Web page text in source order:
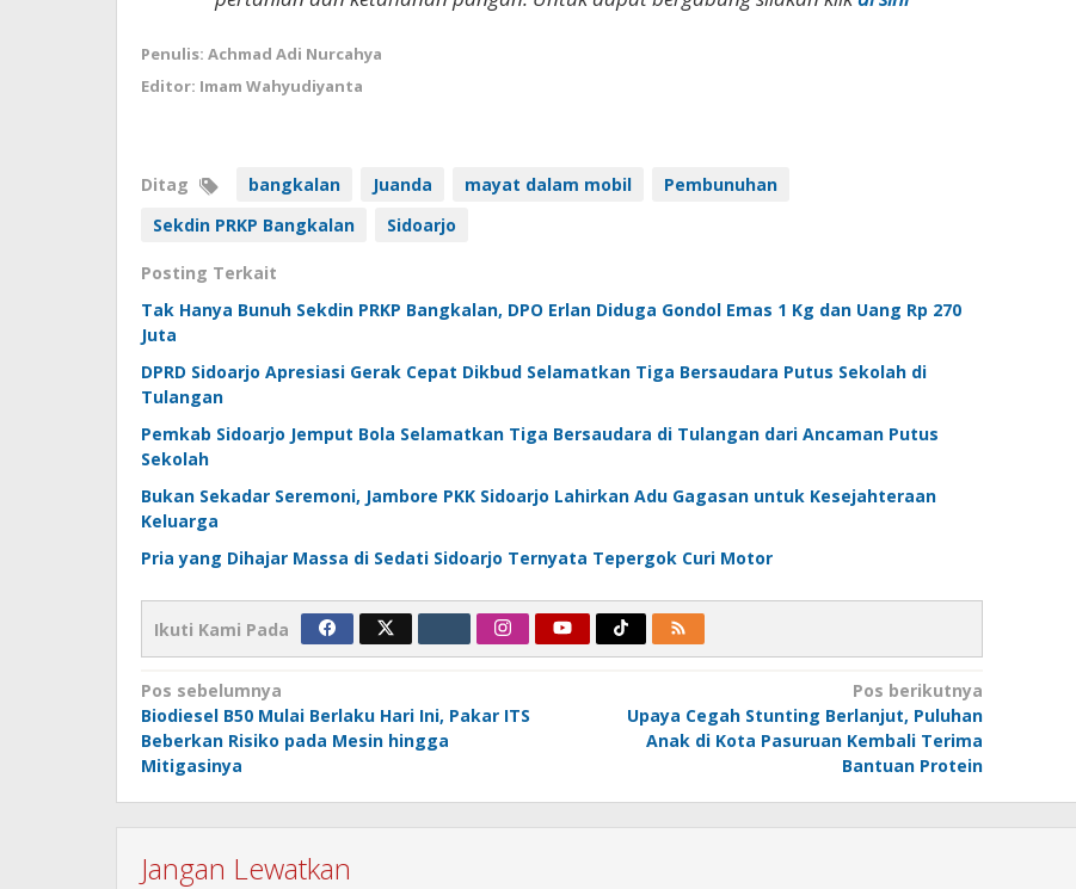
Penulis: Achmad Adi Nurcahya
Editor: Imam Wahyudiyanta
Ditag bangkalan Juanda mayat dalam mobil
Pembunuhan
Sekdin PRKP Bangkalan
Sidoarjo
Posting Terkait
Tak Hanya Bunuh Sekdin PRKP Bangkalan, DPO Erlan Diduga Gondol Emas 1 Kg dan Uang Rp 270
Juta
DPRD Sidoarjo Apresiasi Gerak Cepat Dikbud Selamatkan Tiga Bersaudara Putus Sekolah di
Tulangan
Pemkab Sidoarjo Jemput Bola Selamatkan Tiga Bersaudara di Tulangan dari Ancaman Putus
Sekolah
Bukan Sekadar Seremoni, Jambore PKK Sidoarjo Lahirkan Adu Gagasan untuk Kesejahteraan
Keluarga
Pria yang Dihajar Massa di Sedati Sidoarjo Ternyata Tepergok Curi Motor
Ikuti Kami Pada
Navigasi
pos
Pos sebelumnya
Biodiesel B50 Mulai Berlaku Hari Ini, Pakar ITS
Beberkan Risiko pada Mesin hingga
Mitigasinya
Pos berikutnya
Upaya Cegah Stunting Berlanjut, Puluhan
Anak di Kota Pasuruan Kembali Terima
Bantuan Protein
Jangan Lewatkan